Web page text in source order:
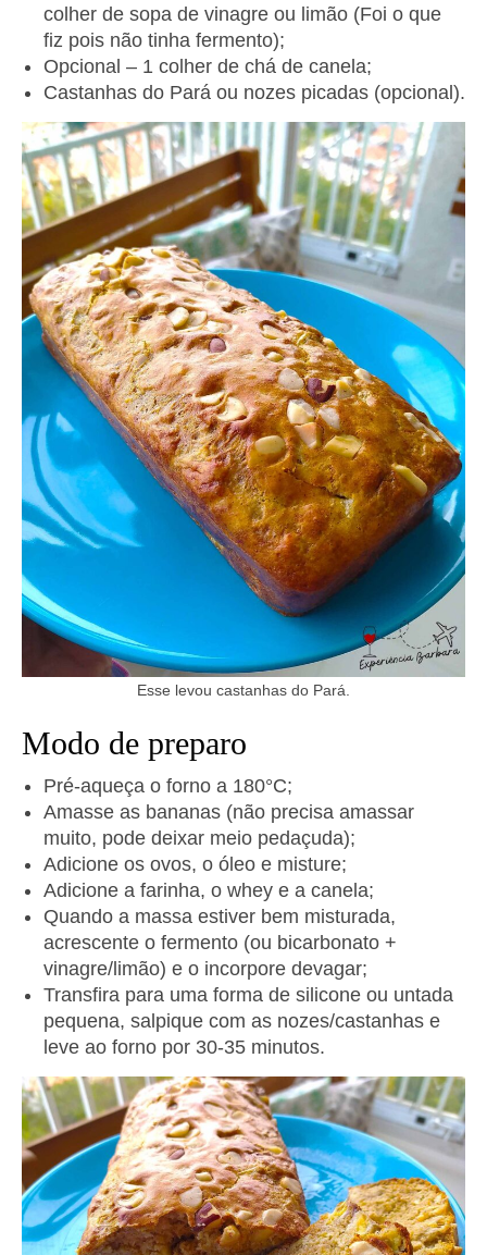
colher de sopa de vinagre ou limão (Foi o que
fiz pois não tinha fermento);
Opcional – 1 colher de chá de canela;
Castanhas do Pará ou nozes picadas (opcional).
Esse levou castanhas do Pará.
Modo de preparo
Pré-aqueça o forno a 180°C;
Amasse as bananas (não precisa amassar
muito, pode deixar meio pedaçuda);
Adicione os ovos, o óleo e misture;
Adicione a farinha, o whey e a canela;
Quando a massa estiver bem misturada,
acrescente o fermento (ou bicarbonato +
vinagre/limão) e o incorpore devagar;
Transfira para uma forma de silicone ou untada
pequena, salpique com as nozes/castanhas e
leve ao forno por 30-35 minutos.